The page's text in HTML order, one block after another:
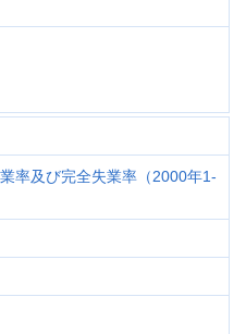
率及び完全失業率（2000年1-